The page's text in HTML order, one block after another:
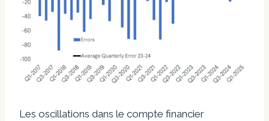
Les oscillations dans le compte financier